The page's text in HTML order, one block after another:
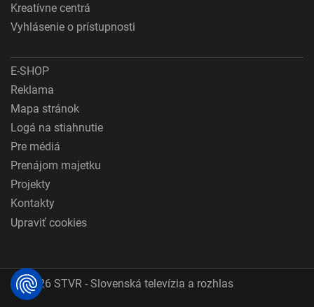
Kreatívne centrá
Vyhlásenie o prístupnosti
E-SHOP
Reklama
Mapa stránok
Logá na stiahnutie
Pre médiá
Prenájom majetku
Projekty
Kontakty
Upraviť cookies
© 2026 STVR - Slovenská televízia a rozhlas